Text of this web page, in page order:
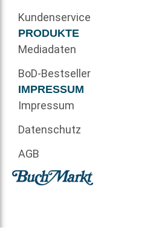
Kundenservice
PRODUKTE
Mediadaten
BoD-Bestseller
IMPRESSUM
Impressum
Datenschutz
AGB